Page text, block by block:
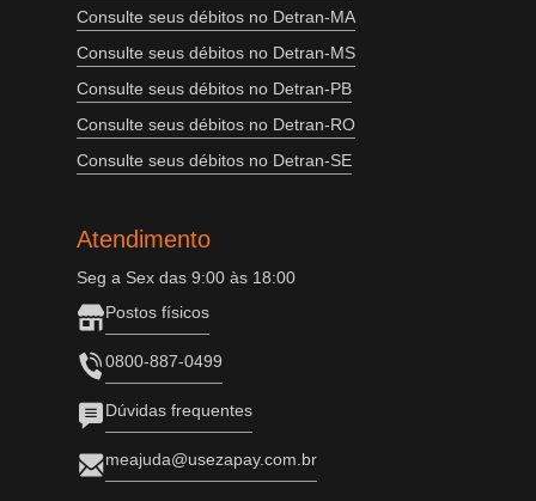
Consulte seus débitos no Detran-MA
Consulte seus débitos no Detran-MS
Consulte seus débitos no Detran-PB
Consulte seus débitos no Detran-RO
Consulte seus débitos no Detran-SE
Atendimento
Seg a Sex das 9:00 às 18:00
Postos físicos
0800-887-0499
Dúvidas frequentes
meajuda@usezapay.com.br